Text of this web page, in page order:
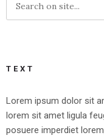
TEXT
Lorem ipsum dolor sit
lorem sit amet ligula
posuere imperdiet